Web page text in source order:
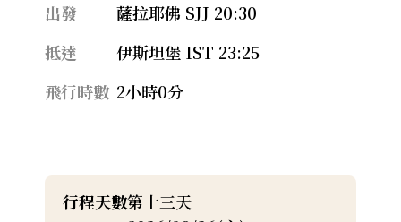
出發
薩拉耶佛 SJJ 20:30
抵達
伊斯坦堡 IST 23:25
飛行時數 2小時0分
行程天數第十三天